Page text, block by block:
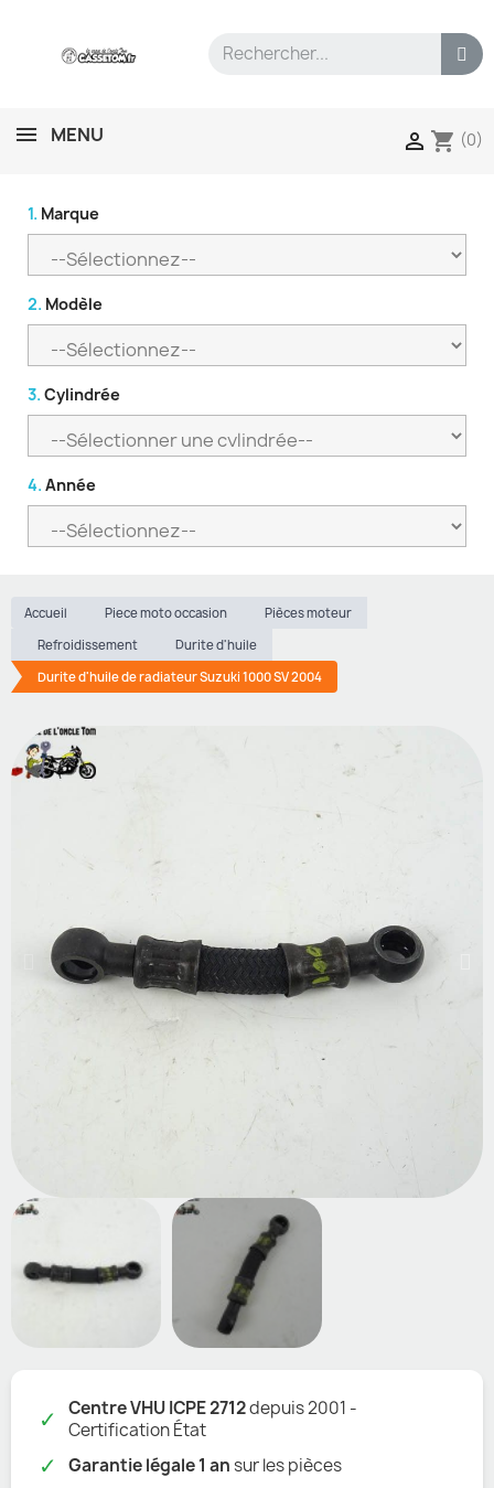
MENU  shopping_cart (0)
1. Marque
2. Modèle
3. Cylindrée
4. Année
Accueil Piece moto occasion
Pièces moteur
Refroidissement
Durite d'huile
Durite d'huile de radiateur Suzuki 1000 SV 2004
✓ Centre VHU ICPE 2712depuis 2001 -
Certification État
✓ Garantie légale 1 ansur les pièces